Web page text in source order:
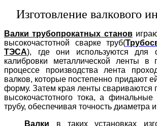
Изготовление валкового
Валки трубопрокатных станов
высокочастотной сварке труб(
ТЭСА), где они используются для
калибровки металлической ленты в
процессе производства лента
валков, которые постепенно придают
форму. Затем края ленты свариваются
высокочастотного тока, а финальные
трубу, обеспечивая точность диаметра
Валки в таких установках